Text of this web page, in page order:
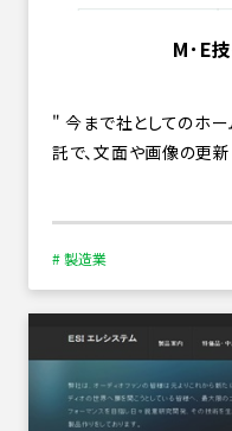
M･E
今まで社としてのホ
託で、文面や画像の更
# 製造業